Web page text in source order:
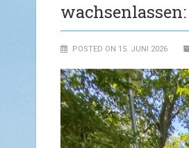
POSTED ON 15. JUNI 2026